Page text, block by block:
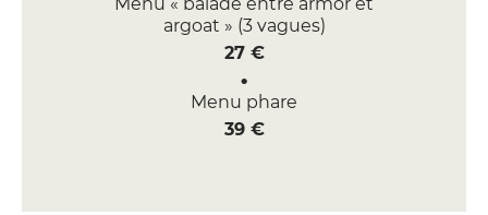
argoat » (3 vagues)
27 €
Menu phare
39 €